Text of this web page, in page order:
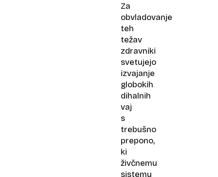
Za
obvladovanje
teh
težav
zdravniki
svetujejo
izvajanje
globokih
dihalnih
vaj
s
trebušno
prepono,
ki
živčnemu
sistemu